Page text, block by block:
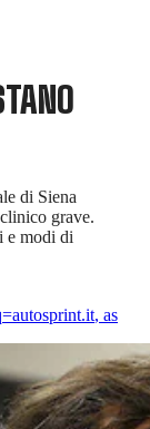
di Siena
grave.
e modi di
, as